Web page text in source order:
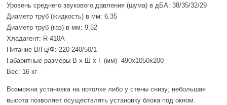
Уровень среднего звукового давления (шума) в дБА: 38/35/32/29
Диаметр труб (жидкость) в мм: 6.35
Диаметр труб (газ) в мм: 9.52
Хладагент: R-410A
Питание В/Гц/Ф: 220-240/50/1
Габаритные размеры В х Ш х Г (мм) 490x1050x200
Вес: 16 кг
Возможна установка на потолке либо у стены снизу; небольшая
высота позволяет осуществлять установку блока под окном.